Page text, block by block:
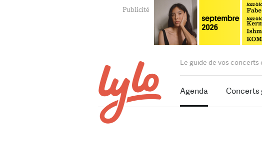
Le guide de vos concerts
Agenda Concerts